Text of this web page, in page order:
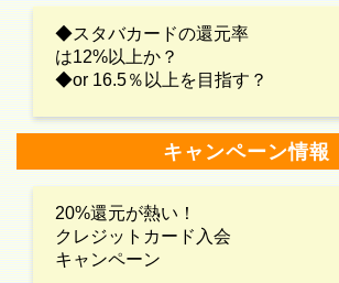
◆スタバカードの還元率
は12%以上か？
◆or 16.5％以上を目指す？
キャンペーン情報
20%還元が熱い！
クレジットカード入会
キャンペーン